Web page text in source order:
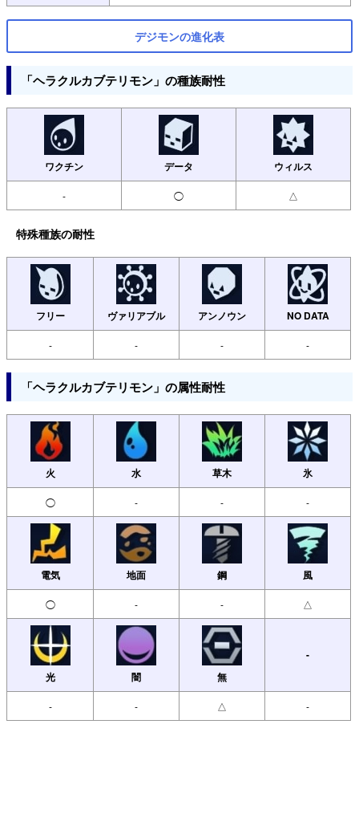
デジモンの進化表
「ヘラクルカブテリモン」の種族耐性
ワクチン データ ウィルス
- ◯ △
特殊種族の耐性
フリー ヴァリアブル アンノウン NO DATA
- - - -
「ヘラクルカブテリモン」の属性耐性
火 水 草木 氷
◯ - - -
電気 地面 鋼 風
◯ - - △
光 闇 無
-
- - △ -